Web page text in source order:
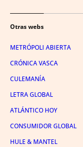
Otras webs
METRÓPOLI ABIERTA
CRÓNICA VASCA
CULEMANÍA
LETRA GLOBAL
ATLÁNTICO HOY
CONSUMIDOR GLOBAL
HULE & MANTEL